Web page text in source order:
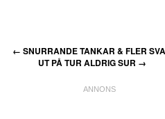
← SNURRANDE TANKAR & FLER
UT PÅ TUR ALDRIG SUR →